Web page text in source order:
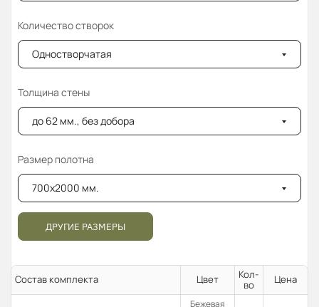
Количество створок
Одностворчатая
Толщина стены
до 62 мм., без добора
Размер полотна
700x2000 мм.
ДРУГИЕ РАЗМЕРЫ
Состав комплекта Цвет
Кол-
во
Цена
Бежевая